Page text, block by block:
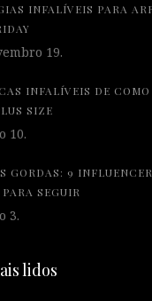
INFALÍVEIS PARA
19.
INFALÍVEIS DE COMO
SIZE
10.
GORDAS: 9
SEGUIR
3.
lidos